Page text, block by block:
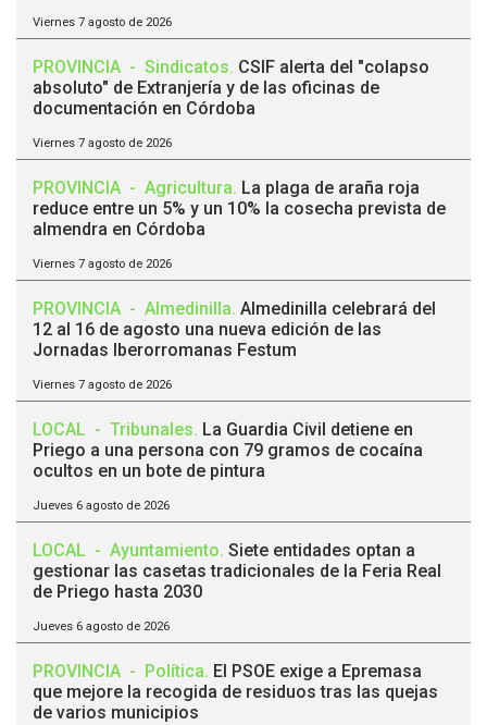
Viernes 7 agosto de 2026
PROVINCIA - Sindicatos. CSIF alerta del "colapso
absoluto" de Extranjería y de las oficinas de
documentación en Córdoba
Viernes 7 agosto de 2026
PROVINCIA - Agricultura. La plaga de araña roja
reduce entre un 5% y un 10% la cosecha prevista de
almendra en Córdoba
Viernes 7 agosto de 2026
PROVINCIA - Almedinilla. Almedinilla celebrará del
12 al 16 de agosto una nueva edición de las
Jornadas Iberorromanas Festum
Viernes 7 agosto de 2026
LOCAL - Tribunales. La Guardia Civil detiene en
Priego a una persona con 79 gramos de cocaína
ocultos en un bote de pintura
Jueves 6 agosto de 2026
LOCAL - Ayuntamiento. Siete entidades optan a
gestionar las casetas tradicionales de la Feria Real
de Priego hasta 2030
Jueves 6 agosto de 2026
PROVINCIA - Política. El PSOE exige a Epremasa
que mejore la recogida de residuos tras las quejas
de varios municipios